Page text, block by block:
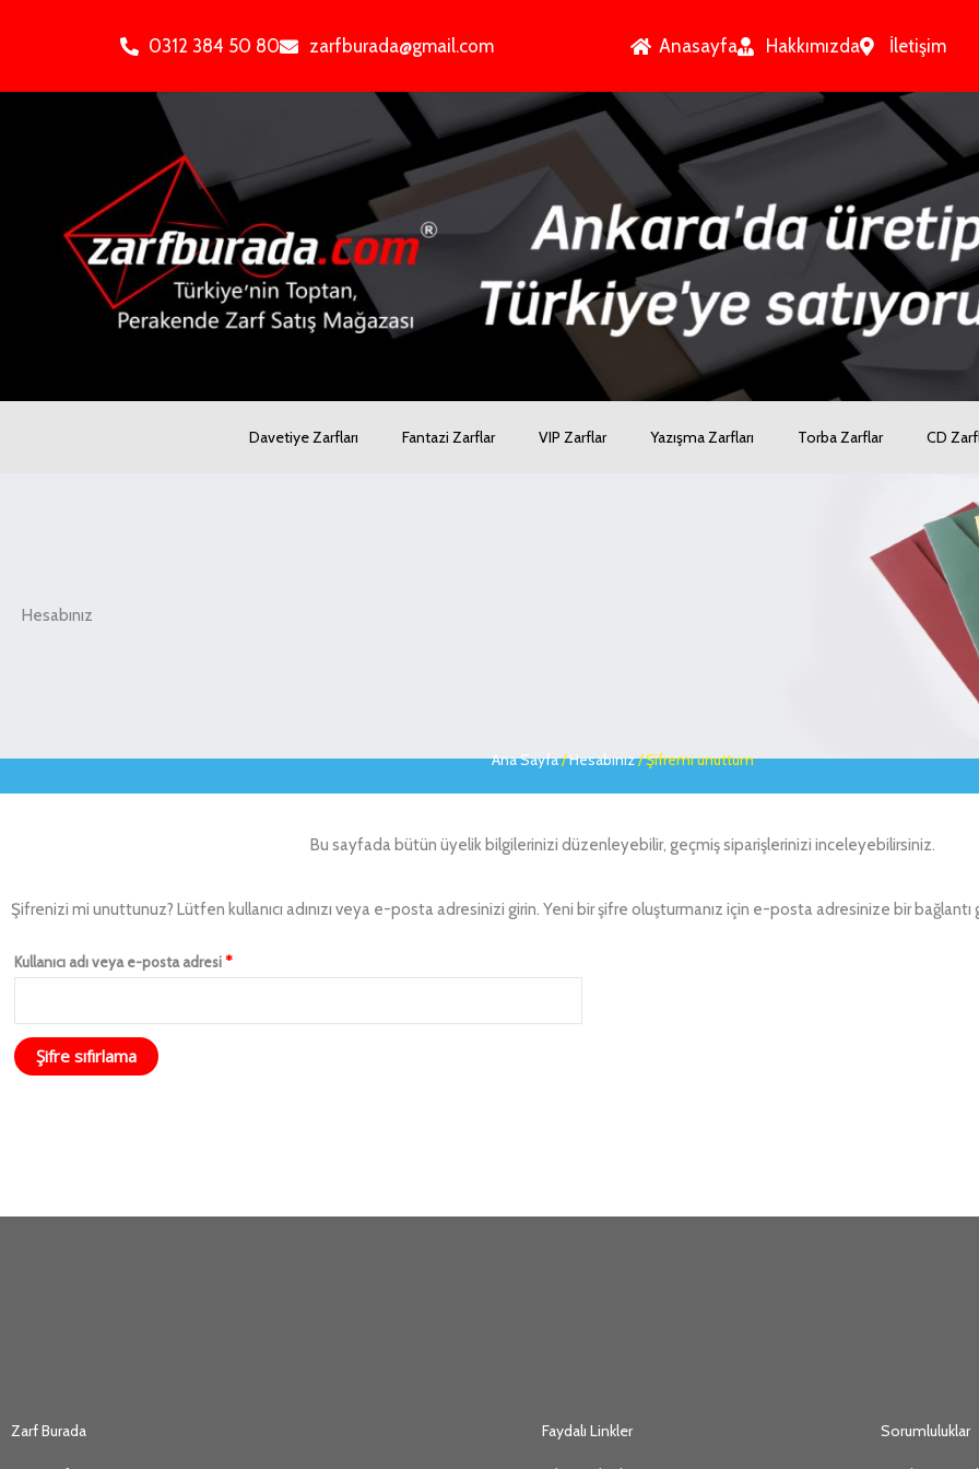
0312 384 50 80 zarfburada@gmail.com Anasayfa Hakkımızda İletişim
Davetiye Zarfları Fantazi Zarflar VIP Zarflar Yazışma Zarfları Torba Zarflar CD
Hesabınız
Ana Sayfa/Hesabınız/ Şifremi unuttum
Bu sayfada bütün üyelik bilgilerinizi düzenleyebilir, geçmiş siparişlerinizi inceleyebilirsiniz.
Şifrenizi mi unuttunuz? Lütfen kullanıcı adınızı veya e-posta adresinizi girin. Yeni bir şifre oluşturmanız için e-posta adresinize bir
Kullanıcı adı veya e-posta adresi*
Gerekli
Şifre sıfırlama
Zarf Burada Faydalı Linkler Sorumluluklar